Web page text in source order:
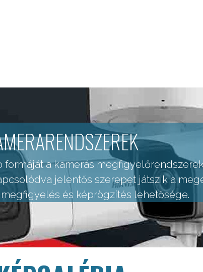
a kamerás
jelentős szerepet játszik a
és képrögzítés lehetősége.